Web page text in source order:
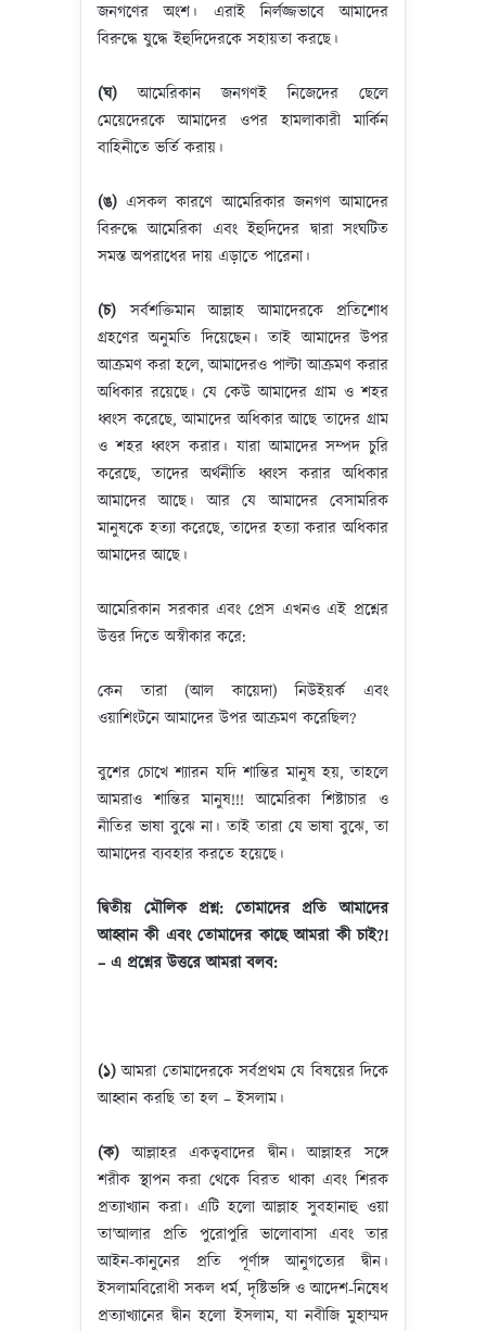
জনগণের অংশ। এরাই নির্লজ্জভাবে আমাদের
বিরুদ্ধে যুদ্ধে ইহুদিদেরকে সহায়তা করছে।
(ঘ) আমেরিকান জনগণই নিজেদের ছেলে
মেয়েদেরকে আমাদের ওপর হামলাকারী মার্কিন
বাহিনীতে ভর্তি করায়।
(ঙ) এসকল কারণে আমেরিকার জনগণ আমাদের
বিরুদ্ধে আমেরিকা এবং ইহুদিদের দ্বারা সংঘটিত
সমস্ত অপরাধের দায় এড়াতে পারেনা।
(চ) সর্বশক্তিমান আল্লাহ আমাদেরকে প্রতিশোধ
গ্রহণের অনুমতি দিয়েছেন। তাই আমাদের উপর
আক্রমণ করা হলে, আমাদেরও পাল্টা আক্রমণ করার
অধিকার রয়েছে। যে কেউ আমাদের গ্রাম ও শহর
ধ্বংস করেছে, আমাদের অধিকার আছে তাদের গ্রাম
ও শহর ধ্বংস করার। যারা আমাদের সম্পদ চুরি
করেছে, তাদের অর্থনীতি ধ্বংস করার অধিকার
আমাদের আছে। আর যে আমাদের বেসামরিক
মানুষকে হত্যা করেছে, তাদের হত্যা করার অধিকার
আমাদের আছে।
আমেরিকান সরকার এবং প্রেস এখনও এই প্রশ্নের
উত্তর দিতে অস্বীকার করে:
কেন তারা (আল কায়েদা) নিউইয়র্ক এবং
ওয়াশিংটনে আমাদের উপর আক্রমণ করেছিল?
বুশের চোখে শ্যারন যদি শান্তির মানুষ হয়, তাহলে
আমরাও শান্তির মানুষ!!! আমেরিকা শিষ্টাচার ও
নীতির ভাষা বুঝে না। তাই তারা যে ভাষা বুঝে, তা
আমাদের ব্যবহার করতে হয়েছে।
দ্বিতীয় মৌলিক প্রশ্ন: তোমাদের প্রতি আমাদের
আহ্বান কী এবং তোমাদের কাছে আমরা কী চাই?!
– এ প্রশ্নের উত্তরে আমরা বলব:
(১)আমরা তোমাদেরকে সর্বপ্রথম যে বিষয়ের দিকে
আহ্বান করছি তা হল – ইসলাম।
(ক) আল্লাহর একত্ববাদের দ্বীন। আল্লাহর সঙ্গে
শরীক স্থাপন করা থেকে বিরত থাকা এবং শিরক
প্রত্যাখ্যান করা। এটি হলো আল্লাহ সুবহানাহু ওয়া
তা’আলার প্রতি পুরোপুরি ভালোবাসা এবং তার
আইন-কানুনের প্রতি পূর্ণাঙ্গ আনুগত্যের দ্বীন।
ইসলামবিরোধী সকল ধর্ম, দৃষ্টিভঙ্গি ও আদেশ-নিষেধ
প্রত্যাখ্যানের দ্বীন হলো ইসলাম, যা নবীজি মুহাম্মদ